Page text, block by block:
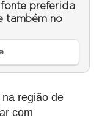
fonte preferida
também no
região de
com